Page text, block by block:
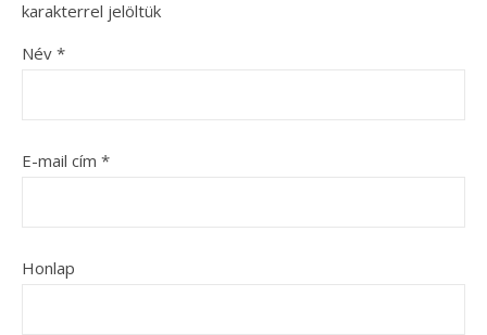
karakterrel jelöltük
Név *
E-mail cím *
Honlap